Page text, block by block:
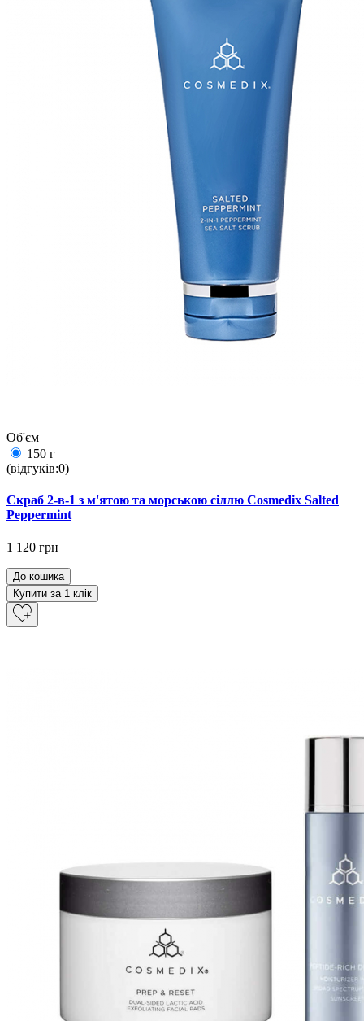
Об'єм
150 г
(відгуків:0)
Скраб 2-в-1 з м'ятою та морською сіллю Cosmedix Salted
Peppermint
1 120 грн
До кошика
Купити за 1 клiк